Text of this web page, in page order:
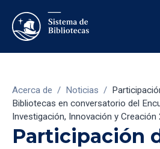
Acerca de / Noticias /
Bibliotecas en conversatorio del
Investigación, Innovación y Creación
Participación